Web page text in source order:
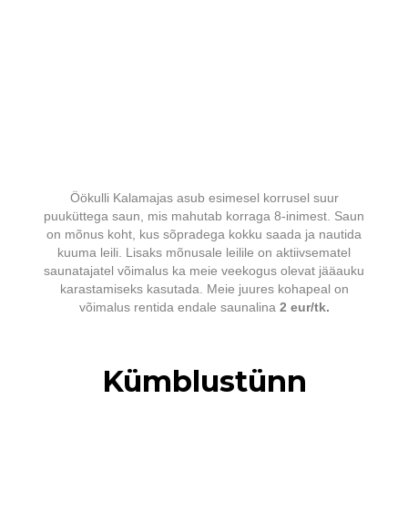
Öökulli Kalamajas asub esimesel korrusel suur
puuküttega saun, mis mahutab korraga 8-inimest. Saun
on mõnus koht, kus sõpradega kokku saada ja nautida
kuuma leili. Lisaks mõnusale leilile on aktiivsematel
saunatajatel võimalus ka meie veekogus olevat jääauku
karastamiseks kasutada. Meie juures kohapeal on
võimalus rentida endale saunalina 2 eur/tk.
Kümblustünn